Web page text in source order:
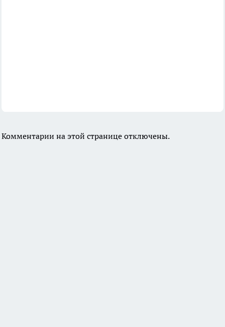
Комментарии на этой странице отключены.